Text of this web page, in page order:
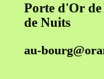
Porte d'Or de
de Nuits
au-